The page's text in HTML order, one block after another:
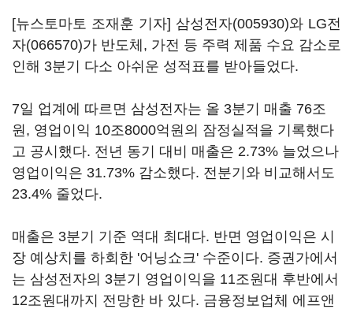
[뉴스토마토 조재훈 기자] 삼성전자(005930)와 LG전
자(066570)가 반도체, 가전 등 주력 제품 수요 감소로
인해 3분기 다소 아쉬운 성적표를 받아들었다.
7일 업계에 따르면 삼성전자는 올 3분기 매출 76조
원, 영업이익 10조8000억원의 잠정실적을 기록했다
고 공시했다. 전년 동기 대비 매출은 2.73% 늘었으나
영업이익은 31.73% 감소했다. 전분기와 비교해서도
23.4% 줄었다.
매출은 3분기 기준 역대 최대다. 반면 영업이익은 시
장 예상치를 하회한 '어닝쇼크' 수준이다. 증권가에서
는 삼성전자의 3분기 영업이익을 11조원대 후반에서
12조원대까지 전망한 바 있다. 금융정보업체 에프앤